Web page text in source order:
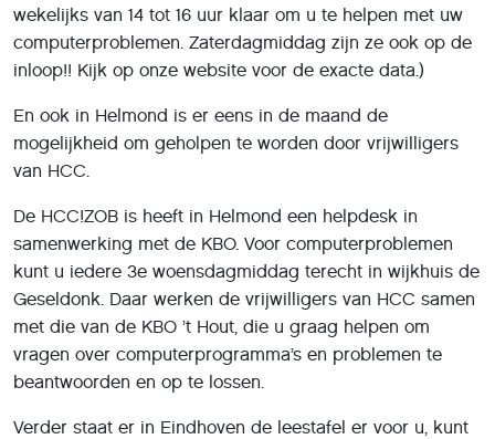
wekelijks van 14 tot 16 uur klaar om u te helpen met uw
computerproblemen. Zaterdagmiddag zijn ze ook op de
inloop!! Kijk op onze website voor de exacte data.)
En ook in Helmond is er eens in de maand de
mogelijkheid om geholpen te worden door vrijwilligers
van HCC.
De HCC!ZOB is heeft in Helmond een helpdesk in
samenwerking met de KBO. Voor computerproblemen
kunt u iedere 3e woensdagmiddag terecht in wijkhuis de
Geseldonk. Daar werken de vrijwilligers van HCC samen
met die van de KBO ’t Hout, die u graag helpen om
vragen over computerprogramma’s en problemen te
beantwoorden en op te lossen.
Verder staat er in Eindhoven de leestafel er voor u, kunt